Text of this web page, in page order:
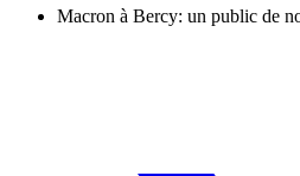
Macron à Bercy: un public de